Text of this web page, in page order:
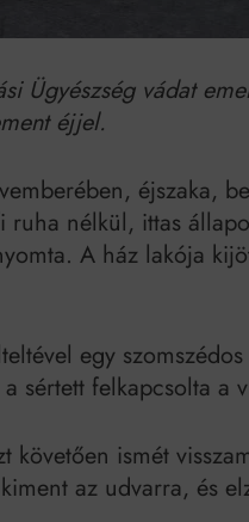
Ügyészség vádat
éjjel.
éjszaka,
ruha nélkül, ittas
A ház lakója
egy
sértett felkapcsolta a
követően ismét
az udvarra, és